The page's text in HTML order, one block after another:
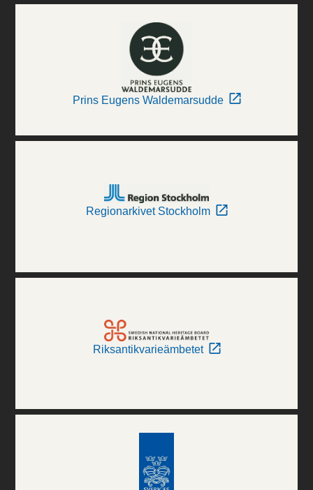
Prins Eugens Waldemarsudde
Regionarkivet Stockholm
Riksantikvarieämbetet